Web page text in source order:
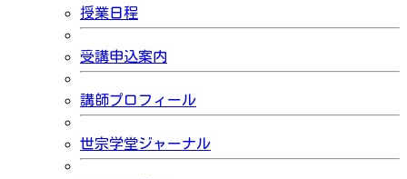
授業日程
受講申込案内
講師プロフィール
世宗学堂ジャーナル